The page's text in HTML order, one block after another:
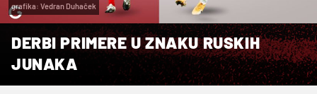
grafika: Vedran Duhaček
DERBI PRIMERE U ZNAKU RUSKIH
JUNAKA